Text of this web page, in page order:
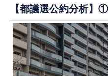
【都議選公約分析】